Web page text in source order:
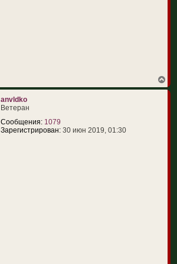
е
р
anvldko
Ветеран
Сообщения: 1079
Зарегистрирован:30 июн 2019, 01:30